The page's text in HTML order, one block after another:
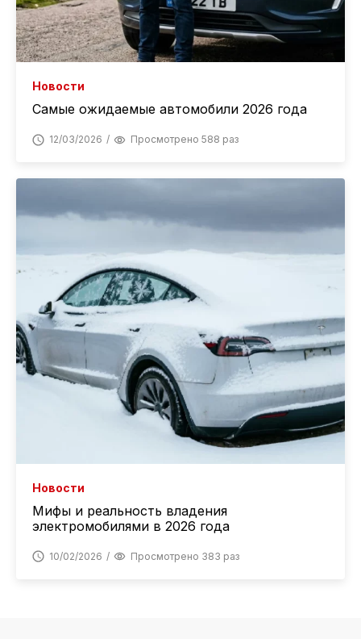
Новости
Самые ожидаемые автомобили 2026 года
12/03/2026 Просмотрено 588 раз
Новости
Мифы и реальность владения
электромобилями в 2026 года
10/02/2026 Просмотрено 383 раз